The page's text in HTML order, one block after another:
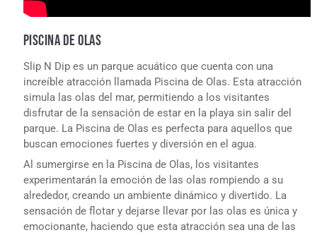
PISCINA DE OLAS
Slip N Dip es un parque acuático que cuenta con una
increíble atracción llamada Piscina de Olas. Esta atracción
simula las olas del mar, permitiendo a los visitantes
disfrutar de la sensación de estar en la playa sin salir del
parque. La Piscina de Olas es perfecta para aquellos que
buscan emociones fuertes y diversión en el agua.
Al sumergirse en la Piscina de Olas, los visitantes
experimentarán la emoción de las olas rompiendo a su
alrededor, creando un ambiente dinámico y divertido. La
sensación de flotar y dejarse llevar por las olas es única y
emocionante, haciendo que esta atracción sea una de las